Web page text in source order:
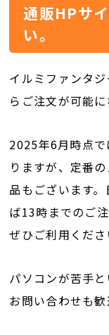
通販HPサ
い。
イルミファンタ
らご注文が可能に
2025年6月時点
りますが、定番
品もございます
ば13時までのご
ぜひご利用くださ
パソコンが苦手
お問い合わせも歓